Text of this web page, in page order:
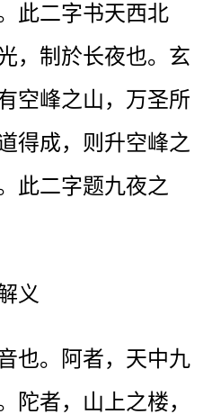
此二字书天西北
，制於长夜也。玄
空峰之山，万圣所
得成，则升空峰之
此二字题九夜之
义
也。阿者，天中九
陀者，山上之楼，